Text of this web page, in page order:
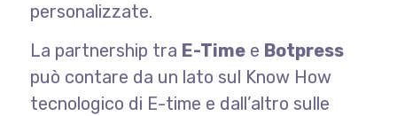
personalizzate.
La partnership tra E-Timee Botpress
può contare da un lato sul Know How
tecnologico di E-time e dall’altro sulle